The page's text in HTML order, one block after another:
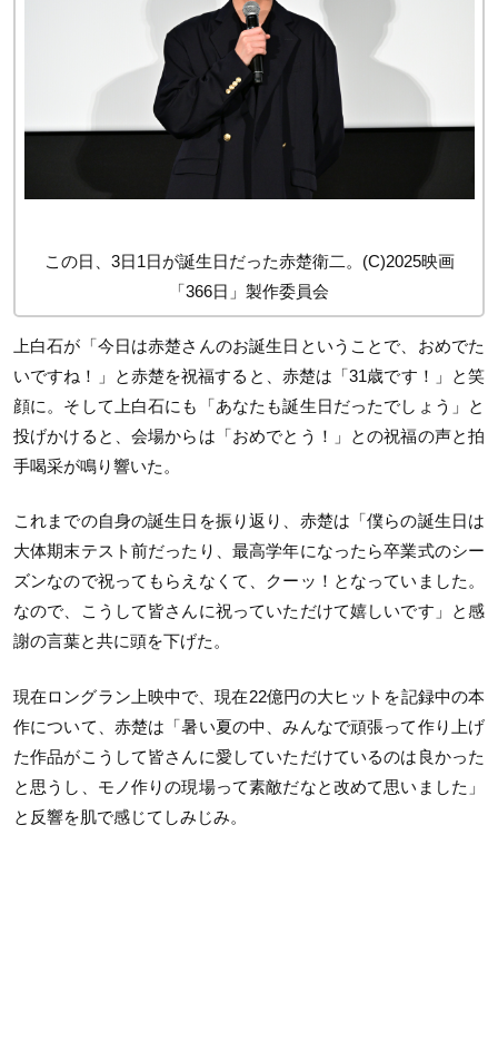
この日、3日1日が誕生日だった赤楚衛二。(C)2025映画
「366日」製作委員会
上白石が「今日は赤楚さんのお誕生日ということで、おめでた
いですね！」と赤楚を祝福すると、赤楚は「31歳です！」と笑
顔に。そして上白石にも「あなたも誕生日だったでしょう」と
投げかけると、会場からは「おめでとう！」との祝福の声と拍
手喝采が鳴り響いた。
これまでの自身の誕生日を振り返り、赤楚は「僕らの誕生日は
大体期末テスト前だったり、最高学年になったら卒業式のシー
ズンなので祝ってもらえなくて、クーッ！となっていました。
なので、こうして皆さんに祝っていただけて嬉しいです」と感
謝の言葉と共に頭を下げた。
現在ロングラン上映中で、現在22億円の大ヒットを記録中の本
作について、赤楚は「暑い夏の中、みんなで頑張って作り上げ
た作品がこうして皆さんに愛していただけているのは良かった
と思うし、モノ作りの現場って素敵だなと改めて思いました」
と反響を肌で感じてしみじみ。